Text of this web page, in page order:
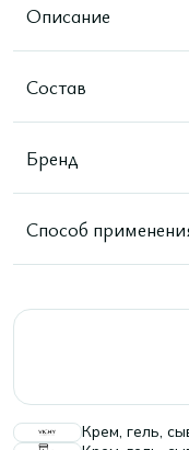
Описание
Состав
Бренд
Способ
Крем, гель,